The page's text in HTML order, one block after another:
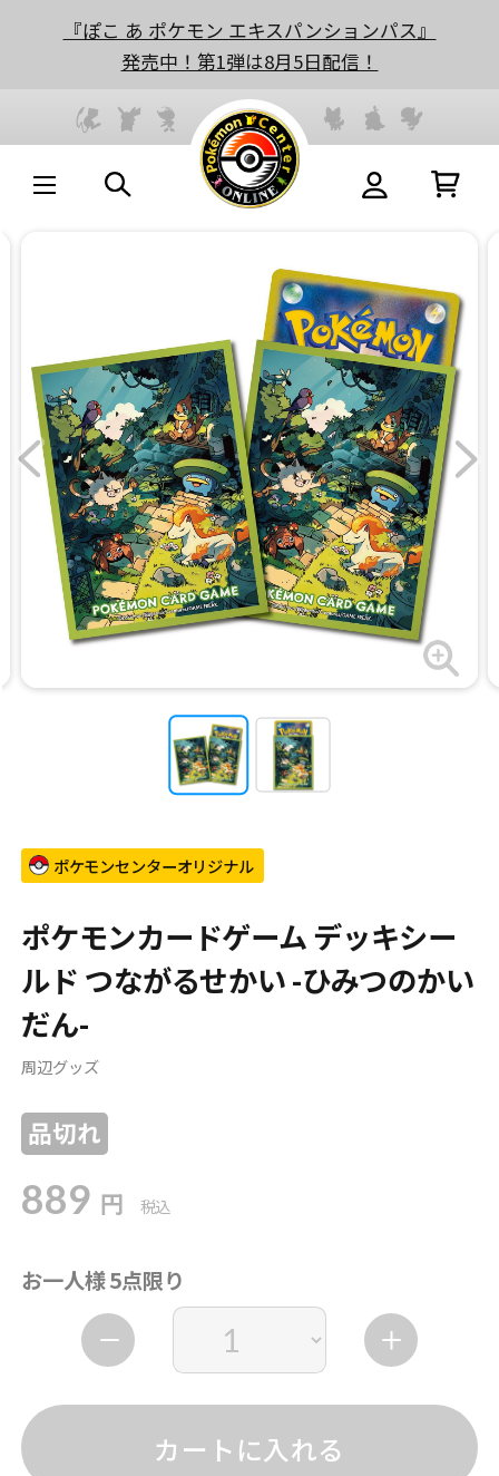
『ぽこ あ ポケモン エキスパンションパス』
発売中！第1弾は8月5日配信！
ポケモンセンターオリジナル
ポケモンカードゲーム デッキシー
ルド つながるせかい -ひみつのかい
だん-
周辺グッズ
品切れ
889 円 税込
お一人様 5点限り
カートに入れる